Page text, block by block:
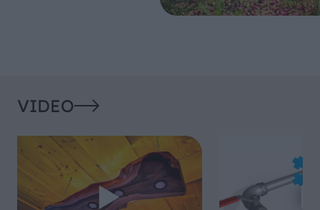
VIDEO